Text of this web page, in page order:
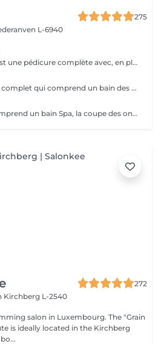
275
L-6940
La pédicure bien-être est une pédicure complète avec, en plus, un gommage et une pause de masque.
La pédicure est un soin complet qui comprend un bain des pieds Spa, la coupe et le limage des ongles, la pousse et la coupe des cuticules, le traitement des ongles incarnés ainsi que celui des callosités et/ou des cors au credo, au bistouri, à la râpe et à la fraiseuse.
La beauté des pieds comprend un bain Spa, la coupe des ongles, la pousse et la coupe des cuticules ainsi que le traitement des callosités à la râpe et à la fraiseuse.
272
Kirchberg L-2540
salon in Luxembourg. The "Grain
is ideally located in the Kirchberg